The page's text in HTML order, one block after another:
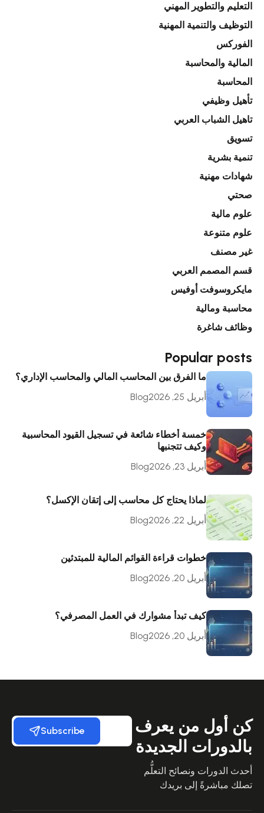
التعليم والتطوير المهني
التوظيف والتنمية المهنية
الفوركس
المالية والمحاسبة
المحاسبة
تأهيل وظيفي
تاهيل الشباب العربي
تسويق
تنمية بشرية
شهادات مهنية
صحتي
علوم مالية
علوم متنوعة
غير مصنف
قسم المصمم العربي
مايكروسوفت أوفيس
محاسبة ومالية
وظائف شاغرة
Popular posts
ما الفرق بين المحاسب المالي والمحاسب الإداري؟
أبريل 25, 2026
Blog
خمسة أخطاء شائعة في تسجيل القيود المحاسبية
وكيف تتجنبها
أبريل 23, 2026
Blog
لماذا يحتاج كل محاسب إلى إتقان الإكسل؟
أبريل 22, 2026
Blog
خطوات قراءة القوائم المالية للمبتدئين
أبريل 20, 2026
Blog
كيف تبدأ مشوارك في العمل المصرفي؟
أبريل 20, 2026
Blog
كن أول من يعرف
بالدورات الجديدة
أحدث الدورات ونصائح التعلُّم
تصلك مباشرةً إلى بريدك
Subscribe